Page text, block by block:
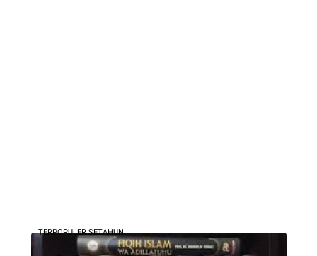
TERPOPULER SETAHUN